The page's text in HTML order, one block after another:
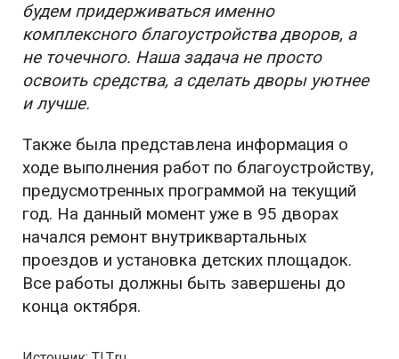
будем придерживаться именно
комплексного благоустройства дворов, а
не точечного. Наша задача не просто
освоить средства, а сделать дворы уютнее
и лучше.
Также была представлена информация о
ходе выполнения работ по благоустройству,
предусмотренных программой на текущий
год. На данный момент уже в 95 дворах
начался ремонт внутриквартальных
проездов и установка детских площадок.
Все работы должны быть завершены до
конца октября.